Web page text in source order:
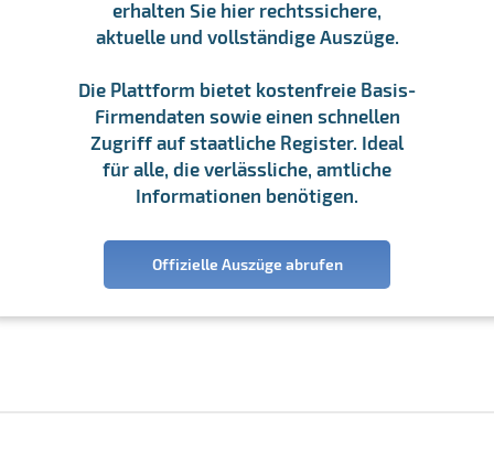
erhalten Sie hier rechtssichere,
aktuelle und vollständige Auszüge.
Die Plattform bietet kostenfreie Basis-
Firmendaten sowie einen schnellen
Zugriff auf staatliche Register. Ideal
für alle, die verlässliche, amtliche
Informationen benötigen.
Offizielle Auszüge abrufen